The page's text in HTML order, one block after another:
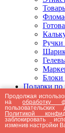
Ручки
Блоки
Подарки по
Продолжая
наобработку
Политикой
заблокировать
изменив настройки